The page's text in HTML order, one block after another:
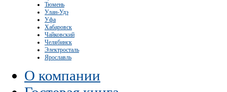
Тюмень
Улан-Удэ
Уфа
Хабаровск
Чайковский
Челябинск
Электросталь
Ярославль
О компании